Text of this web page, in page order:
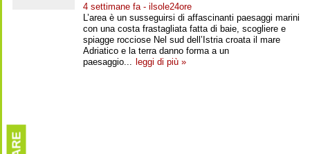
4 settimane fa - ilsole24ore
L’area è un susseguirsi di affascinanti paesaggi marini
con una costa frastagliata fatta di baie, scogliere e
spiagge rocciose Nel sud dell’Istria croata il mare
Adriatico e la terra danno forma a un
paesaggio... leggi di più »